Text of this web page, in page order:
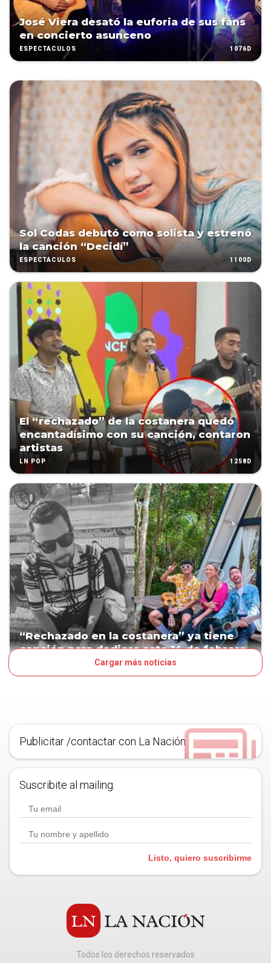
José Viera desató la euforia de sus fans
en concierto asunceno
ESPECTÁCULOS 1076D
Sol Codas debutó como solista y estrenó
la canción “Decidí”
ESPECTÁCULOS 1100D
El “rechazado” de la costanera quedó
encantadísimo con su canción, contaron
artistas
LN POP 1258D
“Rechazado en la costanera” ya tiene
canción para dedicar este 14 de febrero
Cargar más noticias
Publicitar /contactar con La Nación
Suscribite al mailing.
Listo, quiero suscribirme
Todos los derechos reservados